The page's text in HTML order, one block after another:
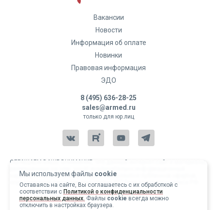
Мы используем файлы cookie
Оставаясь на сайте, Вы соглашаетесь с их обработкой с
соответствии с Политикой о конфиденциальности
персональных данных. Файлы cookie всегда можно
отключить в настройках браузера.
Вакансии
Новости
Информация об оплате
Новинки
Правовая информация
ЭДО
8 (495) 636-28-25
sales@armed.ru
только для юр.лиц
ОБРАЩАЕМ ВАШЕ ВНИМАНИЕ, что данный интернет-сайт и материалы,
характер и ни при каких условиях не являются публичной офертой,
определяемой положениями статьи 437 Гражданского кодекса РФ.
Copyright 2004-2026 © Армед